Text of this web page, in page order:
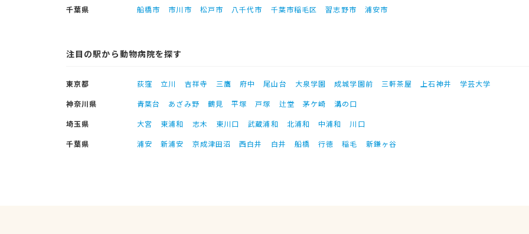
千葉県
船橋市 市川市 松戸市 八千代市 千葉市稲毛区 習志野市 浦安市
注目の駅から動物病院を探す
東京都 荻窪 立川 吉祥寺 三鷹 府中 尾山台 大泉学園 成城学園前 三軒茶屋 上石神井
学芸大学
神奈川県
青葉台 あざみ野 鶴見 平塚 戸塚 辻堂 茅ケ崎
溝の口
埼玉県
大宮 東浦和 志木 東川口 武蔵浦和 北浦和 中浦和
川口
千葉県
浦安 新浦安 京成津田沼 西白井 白井 船橋 行徳 稲毛 新鎌ヶ谷